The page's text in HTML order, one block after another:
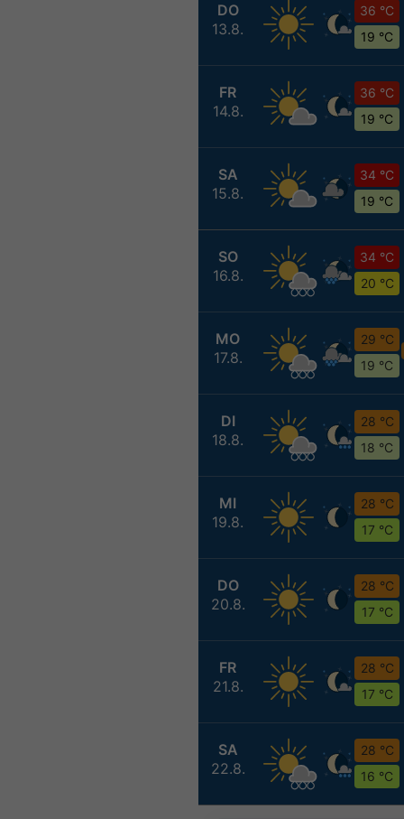
DO
13.8.
36 °C
19 °C
FR
14.8.
36 °C
19 °C
SA
15.8.
34 °C
19 °C
SO
16.8.
34 °C
20 °C
MO
17.8.
29 °C
19 °C
DI
18.8.
28 °C
18 °C
MI
19.8.
28 °C
17 °C
DO
20.8.
28 °C
17 °C
FR
21.8.
28 °C
17 °C
SA
22.8.
28 °C
16 °C